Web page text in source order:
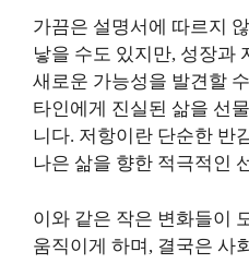
가끔은 설명서에 따르지
낳을 수도 있지만, 성장과
새로운 가능성을 발견할
타인에게 진실된 삶을 선
니다. 저항이란 단순한 반
나은 삶을 향한 적극적인
이와 같은 작은 변화들이
움직이게 하며, 결국은 사